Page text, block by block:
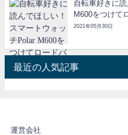
自転車好きに
M600をつけて
2021年05月30日
最近の人気記事
運営会社